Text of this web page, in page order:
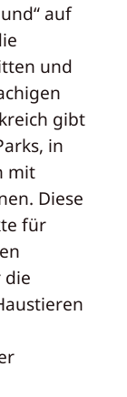
auf
und
gibt
in
mit
Diese
für
die